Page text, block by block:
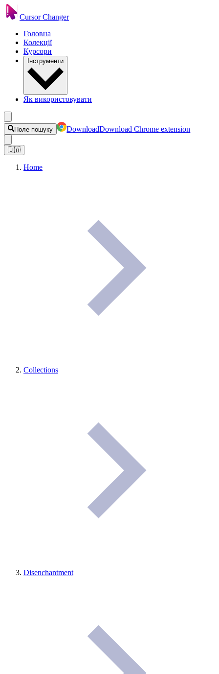
Cursor Changer
Головна
Колекції
Курсори
Інструменти
Як використовувати
Поле пошуку DownloadDownload Chrome extension
🇺🇦
Home
Collections
Disenchantment